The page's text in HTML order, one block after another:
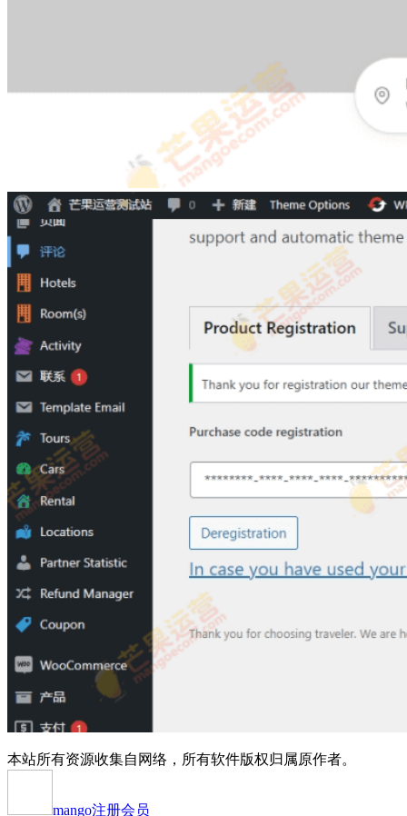
本站所有资源收集自网络，所有软件版权归属原作者。
mango注册会员